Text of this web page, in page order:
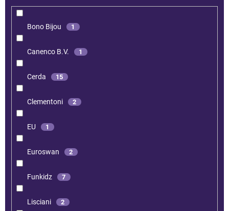
Bono Bijou 1
Canenco B.V. 1
Cerda 15
Clementoni 2
EU 1
Euroswan 2
Funkidz 7
Lisciani 2